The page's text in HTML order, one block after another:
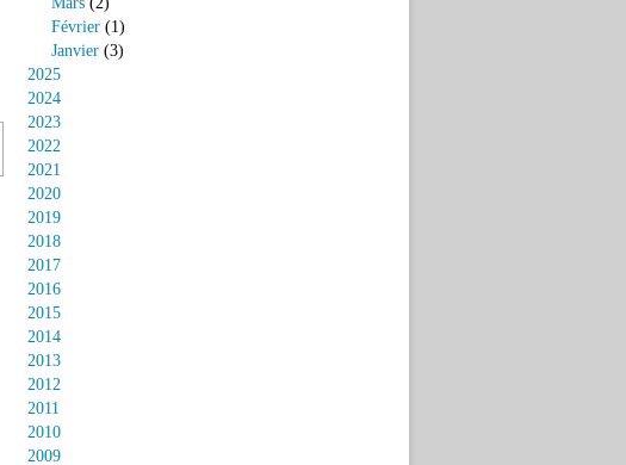
Février (1)
Janvier (3)
2025
2024
2023
2022
2021
2020
2019
2018
2017
2016
2015
2014
2013
2012
2011
2010
2009